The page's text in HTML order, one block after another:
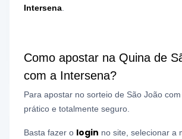
Intersena
Como apostar na Quina de
com a Intersena?
Para apostar no sorteio de São João
prático e totalmente seguro.
Basta fazer o login no site, selecionar a